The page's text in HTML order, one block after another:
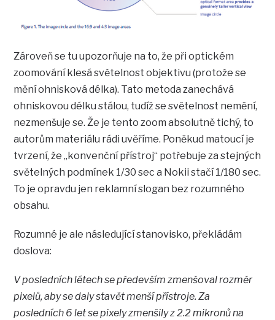
Zároveň se tu upozorňuje na to, že při optickém
zoomování klesá světelnost objektivu (protože se
mění ohnisková délka). Tato metoda zanechává
ohniskovou délku stálou, tudíž se světelnost nemění,
nezmenšuje se. Že je tento zoom absolutně tichý, to
autorům materiálu rádi uvěříme. Poněkud matoucí je
tvrzení, že „konvenční přístroj“ potřebuje za stejných
světelných podmínek 1/30 sec a Nokii stačí 1/180 sec.
To je opravdu jen reklamní slogan bez rozumného
obsahu.
Rozumné je ale následující stanovisko, překládám
doslova:
V posledních létech se především zmenšoval rozměr
pixelů, aby se daly stavět menší přístroje. Za
posledních 6 let se pixely zmenšily z 2.2 mikronů na